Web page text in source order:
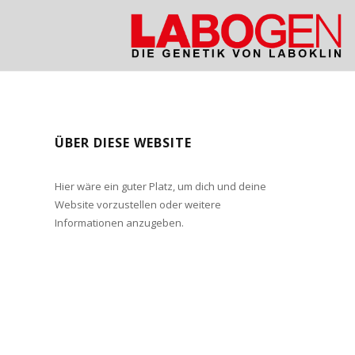
ÜBER DIESE WEBSITE
Hier wäre ein guter Platz, um dich und deine
Website vorzustellen oder weitere
Informationen anzugeben.